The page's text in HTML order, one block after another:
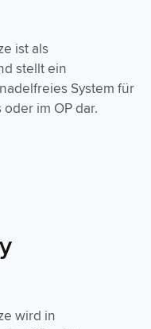
ist als
stellt ein
System für
im OP dar.
wird in